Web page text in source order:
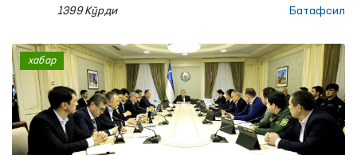
мавзусида давра суҳбати ўтказилди. Тадбир
Инсон ҳуқуқлари бўйича вакили (омбудсман)
ҳамда Конрад Аденауэр жамғармаси
ҳамкорлигида ташкил этилди.
1399 Кўрди Батафсил
хабар